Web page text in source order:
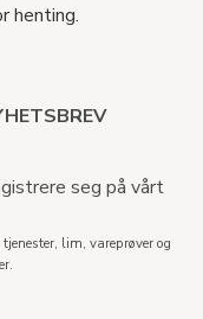
henting.
seg på vårt
lim, vareprøver og